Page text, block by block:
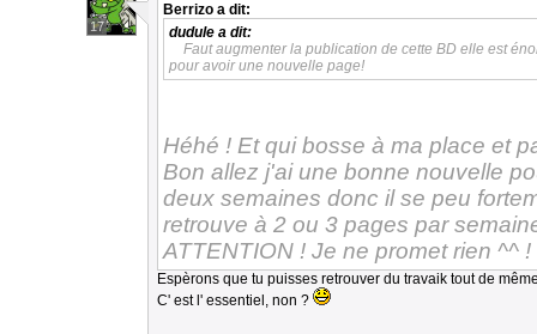
17
Berrizo a dit:
dudule a dit:
Faut augmenter la publication de cette BD elle est
pour avoir une nouvelle page!
Héhé ! Et qui bosse à ma place et
Bon allez j'ai une bonne nouvelle
deux semaines donc il se peu
retrouve à 2 ou 3 pages par
ATTENTION ! Je ne promet rien ^^ !
Espèrons que tu puisses retrouver du travaik tout de
C' est l' essentiel, non ?